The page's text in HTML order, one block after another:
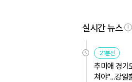
실시간 뉴스
21분전
추미애 경기
쳐야"...강일